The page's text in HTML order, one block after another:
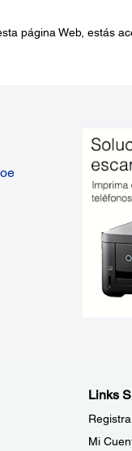
página Web, estás
Links
Mi